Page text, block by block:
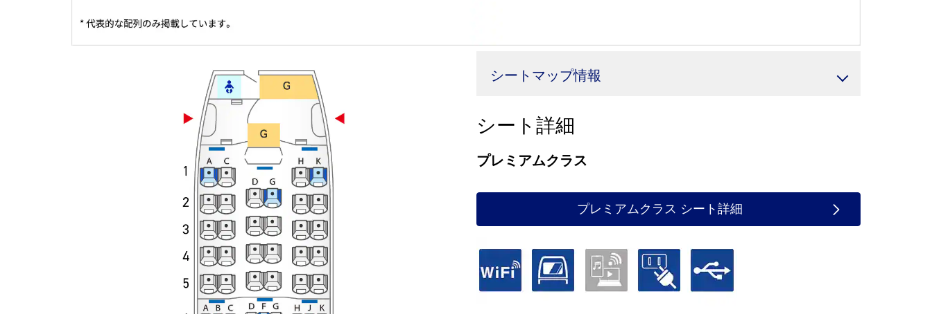
シートマップ情報
シート詳細
プレミアムクラス
プレミアムクラス シート詳細